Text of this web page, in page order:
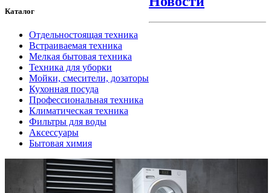
Каталог
Отдельностоящая техника
Встраиваемая техника
Мелкая бытовая техника
Техника для уборки
Мойки, смесители, дозаторы
Кухонная посуда
Профессиональная техника
Климатическая техника
Фильтры для воды
Аксессуары
Бытовая химия